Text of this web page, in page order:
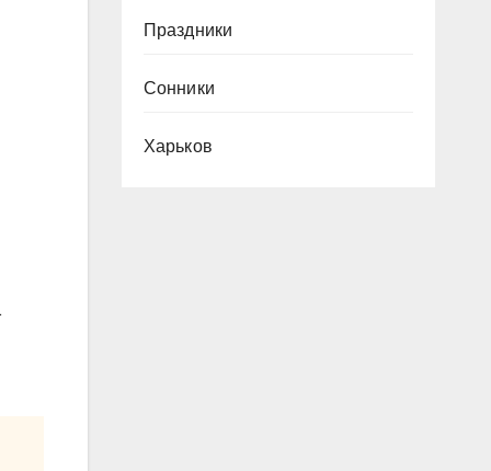
Праздники
Сонники
Харьков